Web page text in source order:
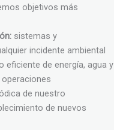
objetivos más
sistemas y
incidente ambiental
eficiente de energía, agua y
de nuestro
de nuevos